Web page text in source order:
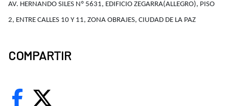
AV. HERNANDO SILES Nº 5631, EDIFICIO ZEGARRA(ALLEGRO), PISO
2, ENTRE CALLES 10 Y 11, ZONA OBRAJES, CIUDAD DE LA PAZ
COMPARTIR